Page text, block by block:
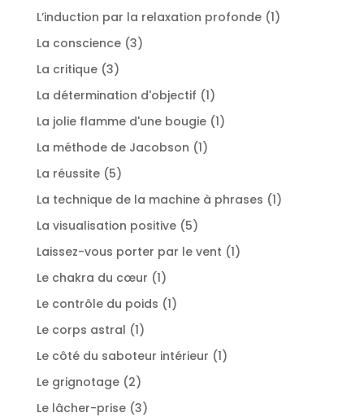
produit
L’induction par la relaxation profonde 11
La conscience 33
La critique 33
produits
La détermination d'objectif 11
produit
La jolie flamme d'une bougie 11
La méthode de Jacobson 11
La réussite 55
produits
La technique de la machine à phrases 11
La visualisation positive 55
produits
Laissez-vous porter par le vent 11
Le chakra du cœur 11
produit
Le contrôle du poids 11
Le corps astral 11
produit
Le côté du saboteur intérieur 11
Le grignotage 22
produits
Le lâcher-prise 33